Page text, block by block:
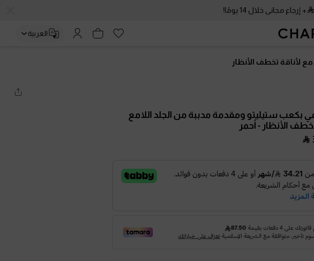
+ إرجاع مجاني خلال 14 يومًا!
العربية
لأناقة تخطف الأنظار
بكعب ستيليتو ومقدمة مدببة من الجلد اللامع
الأنظار - أحمر